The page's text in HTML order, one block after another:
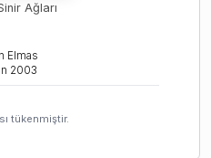
Ağları
Elmas
2003
tükenmiştir.